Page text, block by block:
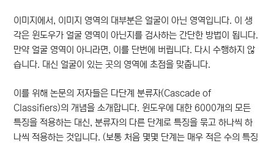
이미지에서, 이미지 영역의 대부분은 얼굴이 아닌 영역입니다. 이 생
각은 윈도우가 얼굴 영역이 아닌지를 검사하는 간단한 방법이 됩니다.
만약 얼굴 영역이 아니라면, 이를 단번에 버립니다. 다시 수행하지 않
습니다. 대신 얼굴이 있는 곳의 영역에 초점을 맞춥니다.
이를 위해 논문의 저자들은 다단계 분류자(Cascade of
Classifiers)의 개념을 소개합니다. 윈도우에 대한 6000개의 모든
특징을 적용하는 대신, 분류자의 다른 단계로 특징을 묶고 하나씩 하
나씩 적용하는 것입니다. (보통 처음 몇몇 단계는 매우 적은 수의 특징